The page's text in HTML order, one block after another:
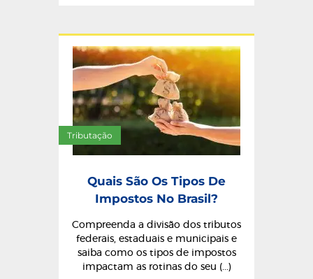
Tributação
Quais São Os Tipos De
Impostos No Brasil?
Compreenda a divisão dos tributos
federais, estaduais e municipais e
saiba como os tipos de impostos
impactam as rotinas do seu (...)